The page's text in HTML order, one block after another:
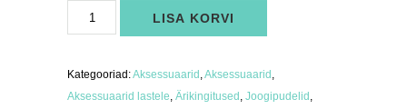
Urban
Citrus
kogus
LISA KORVI
Kategooriad:Aksessuaarid ,Aksessuaarid ,
Aksessuaarid lastele, Ärikingitused , Joogipudelid ,